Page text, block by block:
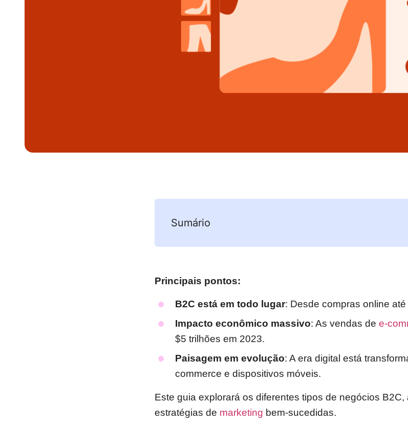
Sumário
Principais pontos:
B2C está em todo lugar: Desde compras online
Impacto econômico massivo: As vendas de e-
$5 trilhões em 2023.
Paisagem em evolução: A era digital está
commerce e dispositivos móveis.
Este guia explorará os diferentes tipos de negócios
estratégias de marketing bem-sucedidas.